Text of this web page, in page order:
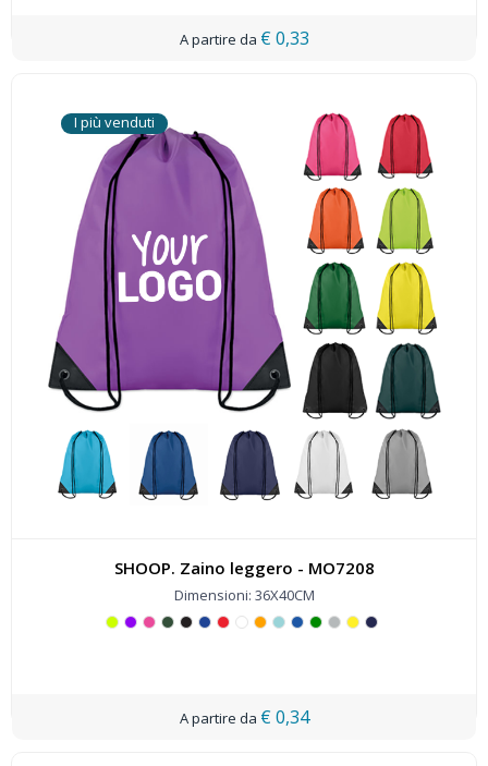
€ 0,33
I più venduti
SHOOP. Zaino leggero - MO7208
Dimensioni: 36X40CM
€ 0,34